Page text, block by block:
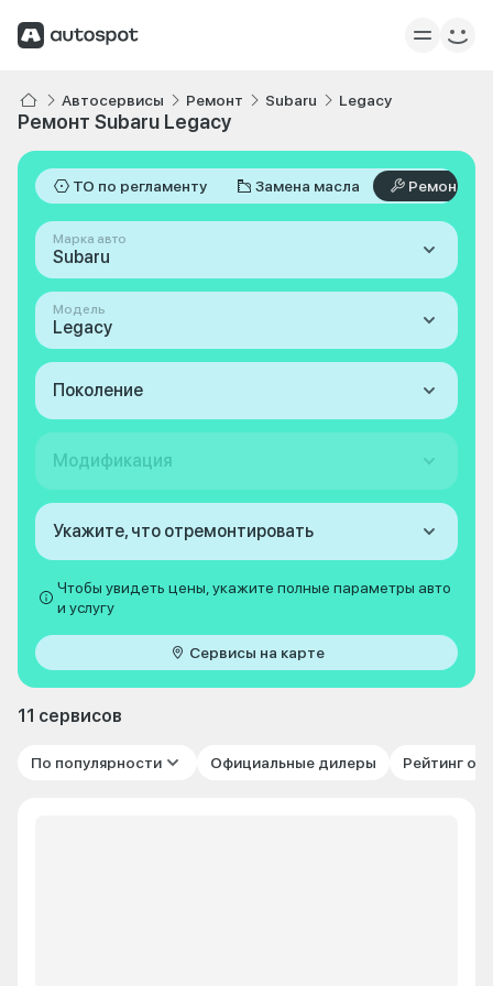
Автосервисы Ремонт Subaru Legacy
Ремонт Subaru Legacy
ТО по регламенту Замена масла Ремонт
Марка авто
Subaru
Модель
Legacy
Поколение
Модификация
Укажите, что отремонтировать
Чтобы увидеть цены, укажите полные параметры авто
и услугу
Сервисы на карте
11 сервисов
По популярности Официальные дилеры Рейтинг